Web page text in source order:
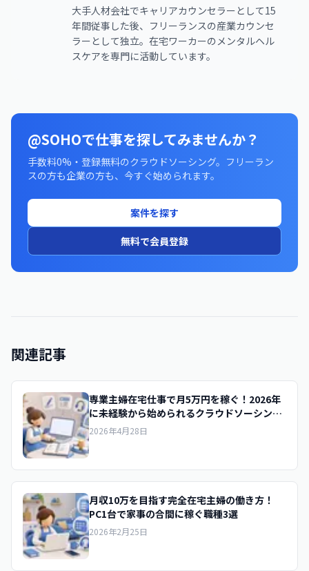
大手人材会社でキャリアカウンセラーとして15
年間従事した後、フリーランスの産業カウンセ
ラーとして独立。在宅ワーカーのメンタルヘル
スケアを専門に活動しています。
@SOHOで仕事を探してみませんか？
手数料0%・登録無料のクラウドソーシング。フリーラン
スの方も企業の方も、今すぐ始められます。
案件を探す
無料で会員登録
関連記事
専業主婦在宅仕事で月5万円を稼ぐ！2026年
に未経験から始められるクラウドソーシング
5選
2026年4月28日
月収10万を目指す完全在宅主婦の働き方！
PC1台で家事の合間に稼ぐ職種3選
2026年2月25日